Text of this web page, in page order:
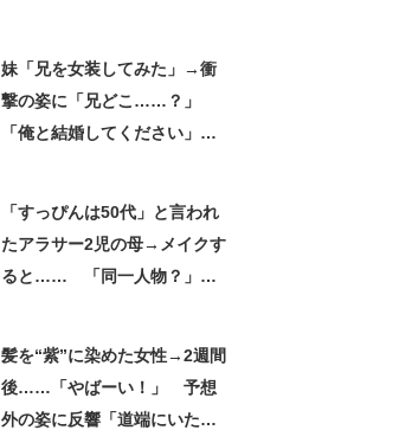
妹「兄を女装してみた」→衝
撃の姿に「兄どこ……？」
「俺と結婚してください」と
「すっぴんは50代」と言われ
たアラサー2児の母→メイクす
ると…… 「同一人物？」
髪を“紫”に染めた女性→2週間
後……「やばーい！」 予想
外の姿に反響「道端にいたら